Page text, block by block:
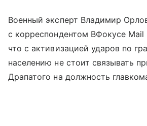
Военный эксперт Владимир
с корреспондентом ВФокусе Mail
что с активизацией ударов по
населению не стоит связывать
Драпатого на должность